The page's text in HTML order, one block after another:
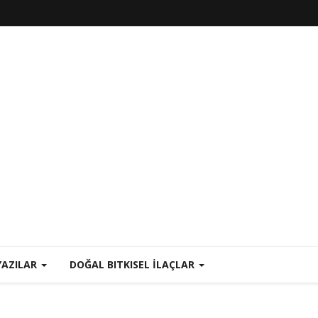
DOĞAL BITKISEL İLAÇLAR